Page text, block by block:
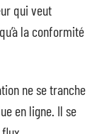
qui veut
la conformité
ne se tranche
en ligne. Il se